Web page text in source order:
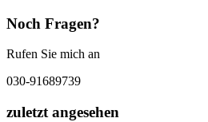
Noch Fragen?
Rufen Sie mich an
030-91689739
zuletzt angesehen